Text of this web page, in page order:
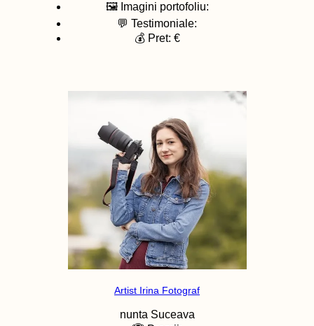
🖼️ Imagini portofoliu:
💬 Testimoniale:
💰 Pret: €
Artist Irina Fotograf
nunta Suceava